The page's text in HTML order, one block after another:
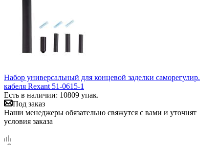
Набор универсальный для концевой заделки саморегулир.
кабеля Rexant 51-0615-1
Есть в наличии: 10809 упак.
Под заказ
Наши менеджеры обязательно свяжутся с вами и уточнят
условия заказа